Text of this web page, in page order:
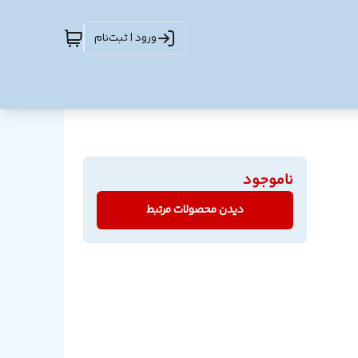
ورود | ثبت‌نام
ناموجود
دیدن محصولات مرتبط